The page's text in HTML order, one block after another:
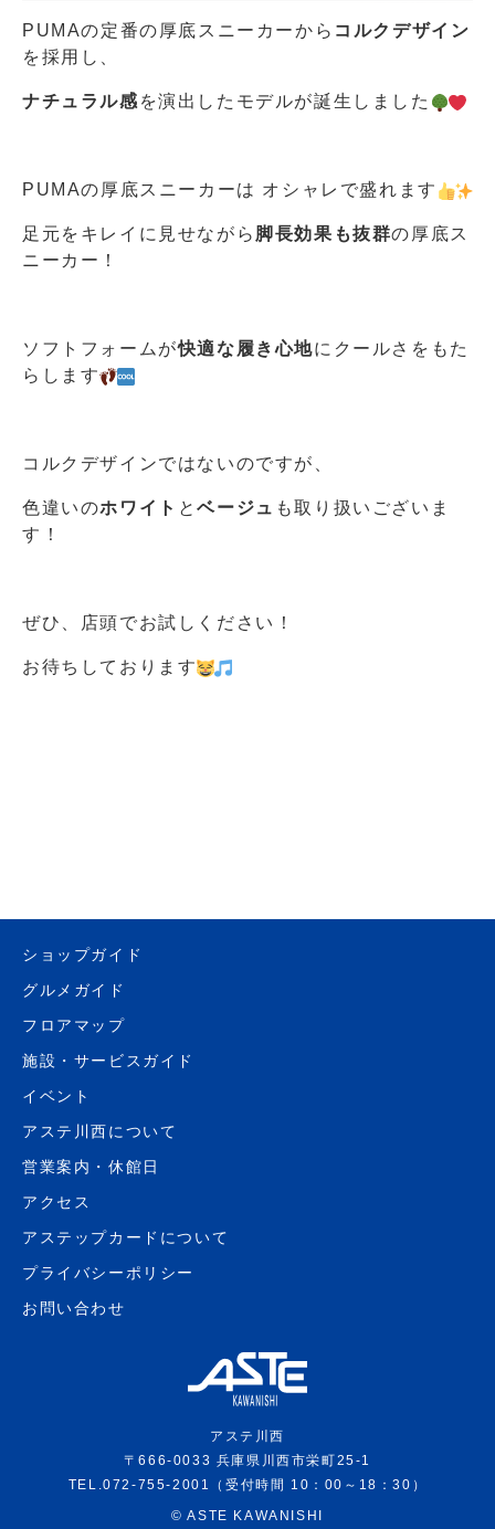
PUMAの定番の厚底スニーカーから コルクデザイン
を採用し、
ナチュラル感 を演出したモデルが誕生しました
PUMAの厚底スニーカーは オシャレで盛れます
足元をキレイに見せながら 脚長効果も抜群の厚底ス
ニーカー！
ソフトフォームが快適な履き心地にクールさをもた
らします
コルクデザインではないのですが、
色違いのホワイト とベージュ も取り扱いございま
す！
ぜひ、店頭でお試しください！
お待ちしております
ショップガイド
グルメガイド
フロアマップ
施設・サービスガイド
イベント
アステ川西について
営業案内・休館日
アクセス
アステップカードについて
プライバシーポリシー
お問い合わせ
アステ川西
〒666-0033 兵庫県川西市栄町25-1
TEL.072-755-2001（受付時間 10：00～18：30）
© ASTE KAWANISHI